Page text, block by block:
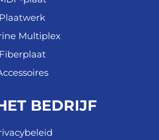
Plaatwerk
Multiplex
Fiberplaat
BEDRIJF